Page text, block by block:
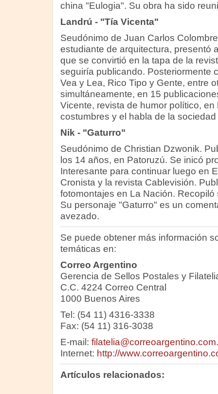
china "Eulogia". Su obra ha sido
Landrú - "Tía Vicenta"
Seudónimo de Juan Carlos
estudiante de arquitectura, presentó
que se convirtió en la tapa de la
seguiría publicando. Posteriormente
Vea y Lea, Rico Tipo y Gente, entre
simultáneamente, en 15
Vicente, revista de humor político, en
costumbres y el habla de la
Nik - "Gaturro"
Seudónimo de Christian Dzwonik.
los 14 años, en Patoruzú. Se inicó
Interesante para continuar luego en
Cronista y la revista Cablevisión.
fotomontajes en La Nación.
Su personaje "Gaturro" es un
avezado.
Se puede obtener más información
temáticas en:
Correo Argentino
Gerencia de Sellos Postales y
C.C. 4224 Correo Central
1000 Buenos Aires
Tel: (54 11) 4316-3338
Fax: (54 11) 316-3038
E-mail:
Internet: http://
Artículos relacionados: